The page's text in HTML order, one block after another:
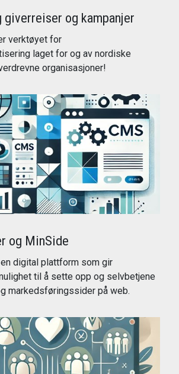
giverreiser og kampanjer
verktøyet for
laget for og av nordiske
organisasjoner!
og MinSide
digital plattform som gir
til å sette opp og selvbetjene
markedsføringssider på web.